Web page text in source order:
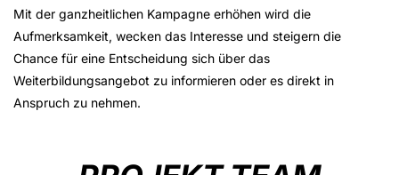
Mit der ganzheitlichen Kampagne erhöhen wird die
Aufmerksamkeit, wecken das Interesse und steigern die
Chance für eine Entscheidung sich über das
Weiterbildungsangebot zu informieren oder es direkt in
Anspruch zu nehmen.